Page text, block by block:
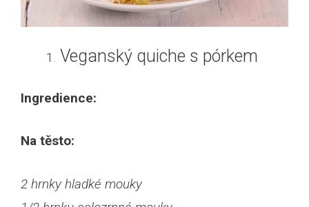
Veganský quiche s pórkem
Ingredience:
Na těsto:
2 hrnky hladké mouky